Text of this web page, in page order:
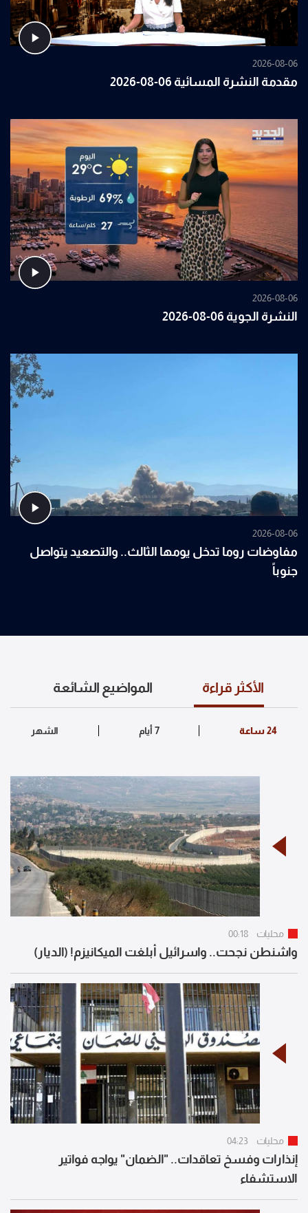
2026-08-06
مقدمة النشرة المسائية 06-08-2026
2026-08-06
النشرة الجوية 06-08-2026
2026-08-06
مفاوضات روما تدخل يومها الثالث.. والتصعيد يتواصل
جنوباً
الأكثر قراءة المواضيع الشائعة
محليات 00:18
واشنطن نجحت.. واسرائيل أبلغت الميكانيزم! (الديار)
محليات 04:23
إنذارات وفسخ تعاقدات.. "الضمان" يواجه فواتير
الاستشفاء